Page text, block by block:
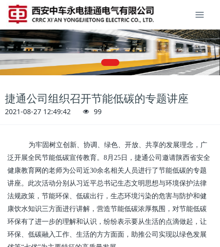
捷通公司组织召开节能低碳的专题讲座
2021-08-27 12:49:42 99
为牢固树立创新、协调、绿色、开放、共享的发展理念，广
泛开展全民节能低碳宣传教育。8月25日，捷通公司邀请陕西省安全
健康教育网的老师为公司近30余名相关人员进行了节能低碳的专题
讲座。此次活动分别从习近平总书记生态文明思想与环境保护法律
法规政策，节能环保、低碳出行，生态环境污染的危害与防护和健
康饮水知识三方面进行讲解，营造节能低碳浓厚氛围，对节能低碳
环保有了进一步的理解和认识，纷纷表示要从生活的点滴做起，让
环保、低碳融入工作、生活的方方面面，助推公司实现以绿色发展